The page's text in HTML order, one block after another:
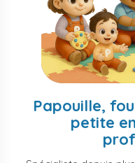
Papouille,
petite